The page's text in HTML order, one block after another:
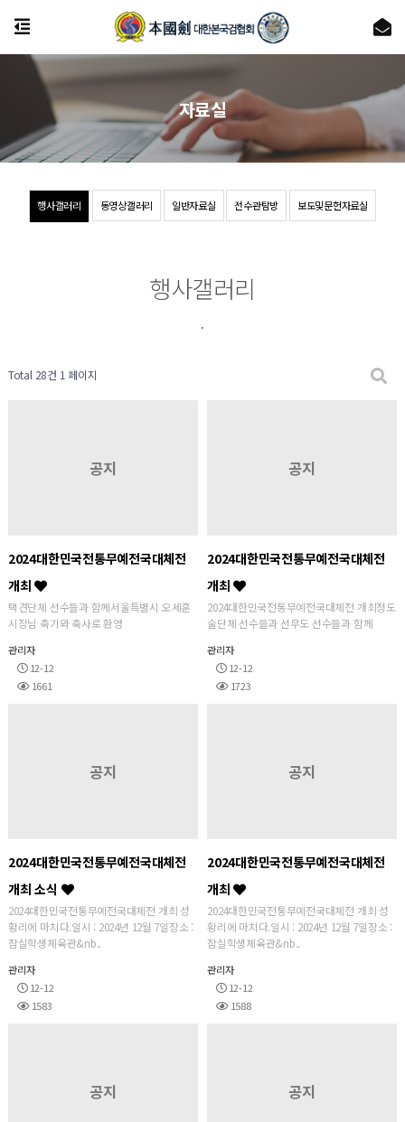
행사갤러리 동영상갤러리 일반자료실 전수관탐방 보도및문헌자료실
자료실
행사갤러리
.
Total 28건 1 페이지
공지
2024대한민국전통무예전국대체전
개최
택견단체 선수들과 함께서울특별시 오세훈
시장님 축기와 축사로 환영
관리자
12-12
1661
공지
2024대한민국전통무예전국대체전
개최
2024대한민국전통무예전국대체전 개최정도
술단체 선수들과 선무도 선수들과 함께
관리자
12-12
1723
공지
2024대한민국전통무예전국대체전
개최 소식
2024대한민국전통무예전국대체전 개최 성
황리에 마치다.일시 : 2024년 12월 7일장소 :
잠실학생체육관&nb..
관리자
12-12
1583
공지
2024대한민국전통무예전국대체전
개최
2024대한민국전통무예전국대체전 개최 성
황리에 마치다.일시 : 2024년 12월 7일장소 :
잠실학생체육관&nb..
관리자
12-12
1588
공지 공지